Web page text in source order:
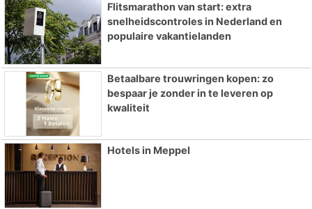
Flitsmarathon van start: extra
snelheidscontroles in Nederland en
populaire vakantielanden
Betaalbare trouwringen kopen: zo
bespaar je zonder in te leveren op
kwaliteit
Hotels in Meppel